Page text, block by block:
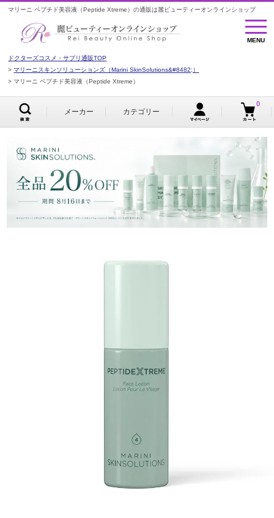
マリーニ ペプチド美容液（Peptide Xtreme）の通販は麗ビューティーオンラインショップ
MENU
MENU
ドクターズコスメ・サプリ通販TOP
マリーニスキンソリューションズ（Marini SkinSolutions&#8482;）
マリーニ ペプチド美容液（Peptide Xtreme）
メーカー カテゴリー
0